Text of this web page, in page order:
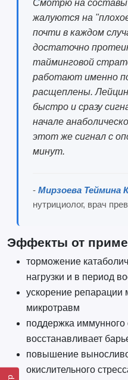
Смотрю на
жалуются на
почти в каждом
достаточно
тайминговой
работают именно
расщеплены.
быстро и сразу
начале
этот же сигнал с
минут.
- Мирзоева Теймина
нутрициолог, врач
Эффекты от
торможение
нагрузки и в период
ускорение
микротравм
поддержка иммунного
восстанавливает
повышение
окислительного